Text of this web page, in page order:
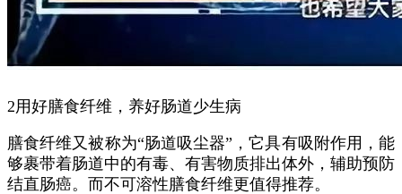
2用好膳食纤维，养好肠道少生病
膳食纤维又被称为“肠道吸尘器”，它具有吸附作用，能
够裹带着肠道中的有毒、有害物质排出体外，辅助预防
结直肠癌。而不可溶性膳食纤维更值得推荐。